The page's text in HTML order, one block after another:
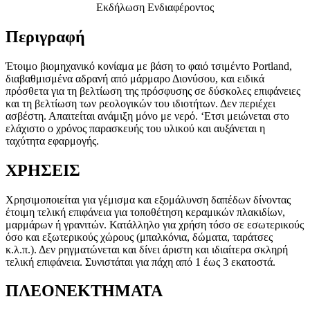
Εκδήλωση Ενδιαφέροντος
Περιγραφή
Έτοιμο βιομηχανικό κονίαμα με βάση το φαιό τσιμέντο Portland,
διαβαθμισμένα αδρανή από μάρμαρο Διονύσου, και ειδικά
πρόσθετα για τη βελτίωση της πρόσφυσης σε δύσκολες επιφάνειες
και τη βελτίωση των ρεολογικών του ιδιοτήτων. Δεν περιέχει
ασβέστη. Απαιτείται ανάμιξη μόνο με νερό. ‘Ετσι μειώνεται στο
ελάχιστο ο χρόνος παρασκευής του υλικού και αυξάνεται η
ταχύτητα εφαρμογής.
ΧΡΗΣΕΙΣ
Χρησιμοποιείται για γέμισμα και εξομάλυνση δαπέδων δίνοντας
έτοιμη τελική επιφάνεια για τοποθέτηση κεραμικών πλακιδίων,
μαρμάρων ή γρανιτών. Κατάλληλο για χρήση τόσο σε εσωτερικούς
όσο και εξωτερικούς χώρους (μπαλκόνια, δώματα, ταράτσες
κ.λ.π.). Δεν ρηγματώνεται και δίνει άριστη και ιδιαίτερα σκληρή
τελική επιφάνεια. Συνιστάται για πάχη από 1 έως 3 εκατοστά.
ΠΛΕΟΝΕΚΤΗΜΑΤΑ